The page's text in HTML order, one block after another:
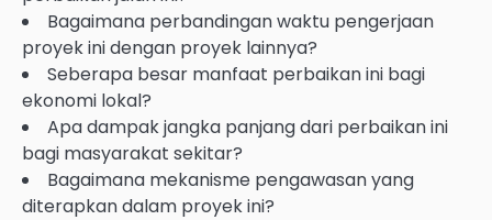
Bagaimana perbandingan waktu pengerjaan
proyek ini dengan proyek lainnya?
Seberapa besar manfaat perbaikan ini bagi
ekonomi lokal?
Apa dampak jangka panjang dari perbaikan ini
bagi masyarakat sekitar?
Bagaimana mekanisme pengawasan yang
diterapkan dalam proyek ini?